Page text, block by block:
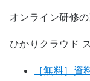
オンライン研修
ひかりクラウド
［無料］資